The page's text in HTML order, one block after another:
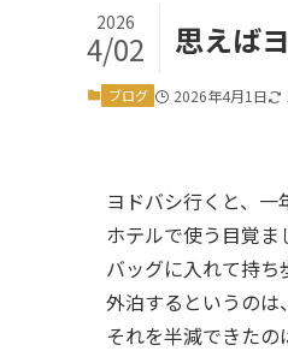
思えば
2026
4/02
ブログ 2026年4月1日
ヨドバシ行くと、一
ホテルで使う目覚
バッグに入れて持ち
外泊するというのは
それを半減できたの